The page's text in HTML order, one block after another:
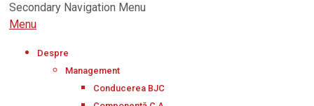
Secondary Navigation Menu
Menu
Despre
Management
Conducerea BJC